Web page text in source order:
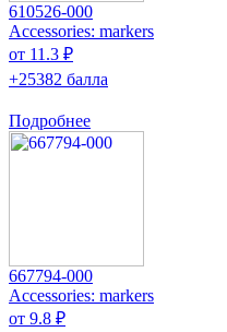
610526-000
Accessories: markers
от 11.3 ₽
+25382 балла
Подробнее
667794-000
Accessories: markers
от 9.8 ₽